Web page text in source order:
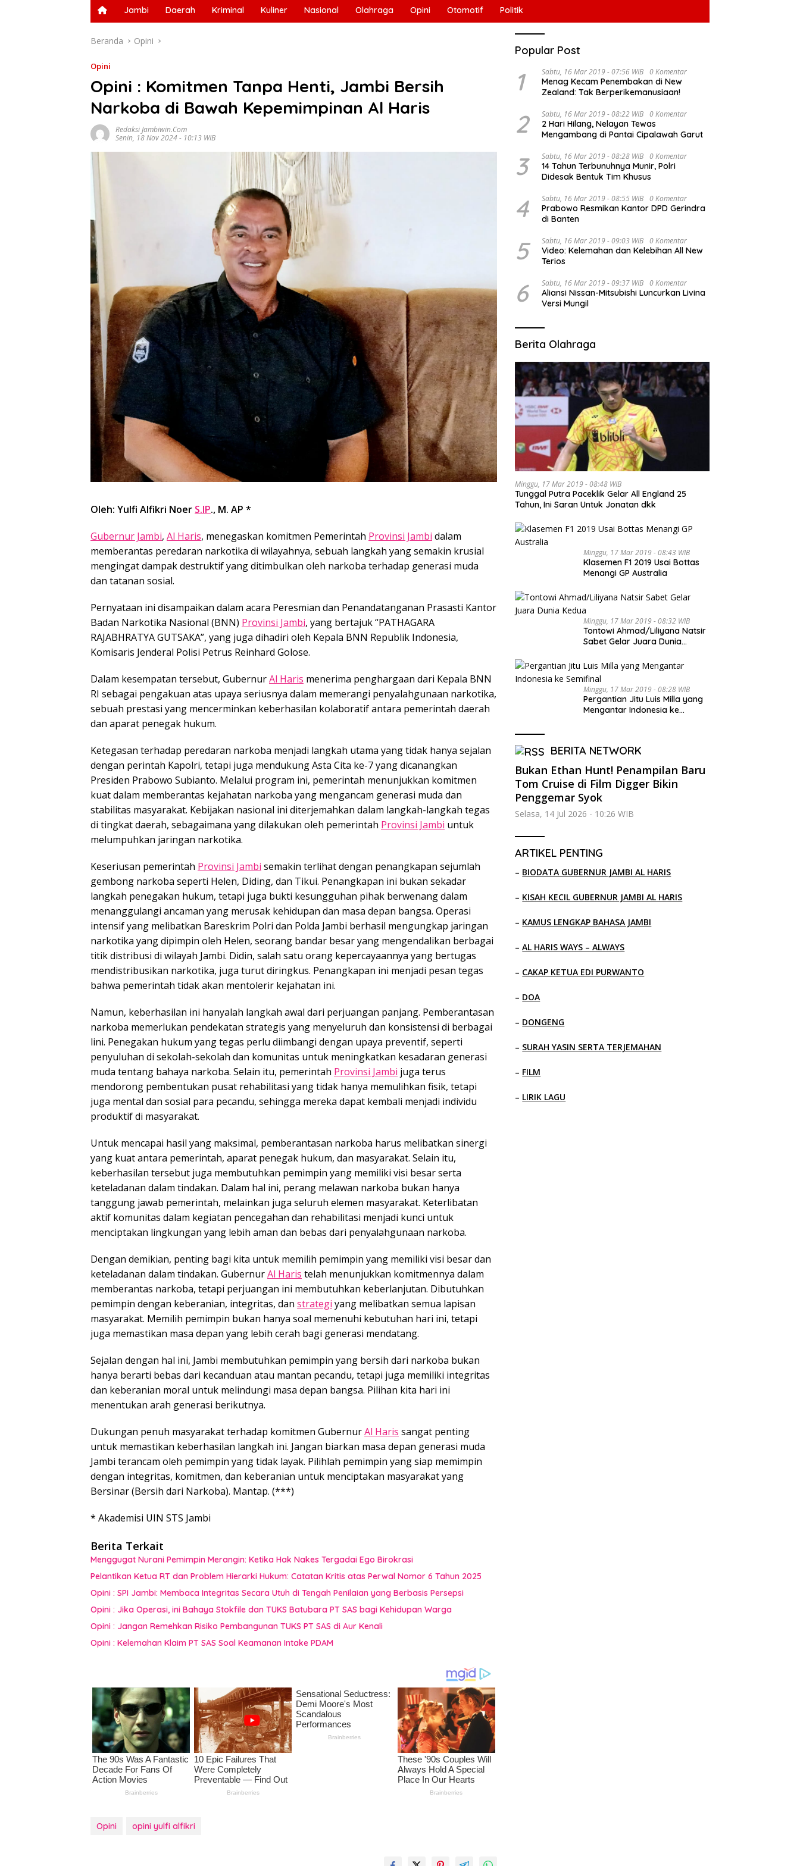
Jambi Daerah Kriminal Kuliner Nasional Olahraga Opini Otomotif Politik
Beranda Opini
Opini
Opini : Komitmen Tanpa Henti, Jambi Bersih
Narkoba di Bawah Kepemimpinan Al Haris
Redaksi Jambiwin.com
Senin, 18 Nov 2024 - 10:13 WIB
Oleh: Yulfi Alfikri Noer S.IP., M. AP *
Gubernur Jambi, Al Haris, menegaskan komitmen Pemerintah Provinsi Jambi dalam
memberantas peredaran narkotika di wilayahnya, sebuah langkah yang semakin krusial
mengingat dampak destruktif yang ditimbulkan oleh narkoba terhadap generasi muda
dan tatanan sosial.
Pernyataan ini disampaikan dalam acara Peresmian dan Penandatanganan Prasasti Kantor
Badan Narkotika Nasional (BNN) Provinsi Jambi, yang bertajuk “PATHAGARA
RAJABHRATYA GUTSAKA”, yang juga dihadiri oleh Kepala BNN Republik Indonesia,
Komisaris Jenderal Polisi Petrus Reinhard Golose.
Dalam kesempatan tersebut, GubernurAl Haris menerima penghargaan dari Kepala BNN
RI sebagai pengakuan atas upaya seriusnya dalam memerangi penyalahgunaan narkotika,
sebuah prestasi yang mencerminkan keberhasilan kolaboratif antara pemerintah daerah
dan aparat penegak hukum.
Ketegasan terhadap peredaran narkoba menjadi langkah utama yang tidak hanya sejalan
dengan perintah Kapolri, tetapi juga mendukung Asta Cita ke-7 yang dicanangkan
Presiden Prabowo Subianto. Melalui program ini, pemerintah menunjukkan komitmen
kuat dalam memberantas kejahatan narkoba yang mengancam generasi muda dan
stabilitas masyarakat. Kebijakan nasional ini diterjemahkan dalam langkah-langkah tegas
di tingkat daerah, sebagaimana yang dilakukan oleh pemerintah Provinsi Jambi untuk
melumpuhkan jaringan narkotika.
Keseriusan pemerintah Provinsi Jambi semakin terlihat dengan penangkapan sejumlah
gembong narkoba seperti Helen, Diding, dan Tikui. Penangkapan ini bukan sekadar
langkah penegakan hukum, tetapi juga bukti kesungguhan pihak berwenang dalam
menanggulangi ancaman yang merusak kehidupan dan masa depan bangsa. Operasi
intensif yang melibatkan Bareskrim Polri dan Polda Jambi berhasil mengungkap jaringan
narkotika yang dipimpin oleh Helen, seorang bandar besar yang mengendalikan berbagai
titik distribusi di wilayah Jambi. Didin, salah satu orang kepercayaannya yang bertugas
mendistribusikan narkotika, juga turut diringkus. Penangkapan ini menjadi pesan tegas
bahwa pemerintah tidak akan mentolerir kejahatan ini.
Namun, keberhasilan ini hanyalah langkah awal dari perjuangan panjang. Pemberantasan
narkoba memerlukan pendekatan strategis yang menyeluruh dan konsistensi di berbagai
lini. Penegakan hukum yang tegas perlu diimbangi dengan upaya preventif, seperti
penyuluhan di sekolah-sekolah dan komunitas untuk meningkatkan kesadaran generasi
muda tentang bahaya narkoba. Selain itu, pemerintah Provinsi Jambi juga terus
mendorong pembentukan pusat rehabilitasi yang tidak hanya memulihkan fisik, tetapi
juga mental dan sosial para pecandu, sehingga mereka dapat kembali menjadi individu
produktif di masyarakat.
Untuk mencapai hasil yang maksimal, pemberantasan narkoba harus melibatkan sinergi
yang kuat antara pemerintah, aparat penegak hukum, dan masyarakat. Selain itu,
keberhasilan tersebut juga membutuhkan pemimpin yang memiliki visi besar serta
keteladanan dalam tindakan. Dalam hal ini, perang melawan narkoba bukan hanya
tanggung jawab pemerintah, melainkan juga seluruh elemen masyarakat. Keterlibatan
aktif komunitas dalam kegiatan pencegahan dan rehabilitasi menjadi kunci untuk
menciptakan lingkungan yang lebih aman dan bebas dari penyalahgunaan narkoba.
Dengan demikian, penting bagi kita untuk memilih pemimpin yang memiliki visi besar dan
keteladanan dalam tindakan. GubernurAl Haris telah menunjukkan komitmennya dalam
memberantas narkoba, tetapi perjuangan ini membutuhkan keberlanjutan. Dibutuhkan
pemimpin dengan keberanian, integritas, dan strategi yang melibatkan semua lapisan
masyarakat. Memilih pemimpin bukan hanya soal memenuhi kebutuhan hari ini, tetapi
juga memastikan masa depan yang lebih cerah bagi generasi mendatang.
Sejalan dengan hal ini, Jambi membutuhkan pemimpin yang bersih dari narkoba bukan
hanya berarti bebas dari kecanduan atau mantan pecandu, tetapi juga memiliki integritas
dan keberanian moral untuk melindungi masa depan bangsa. Pilihan kita hari ini
menentukan arah generasi berikutnya.
Dukungan penuh masyarakat terhadap komitmen GubernurAl Haris sangat penting
untuk memastikan keberhasilan langkah ini. Jangan biarkan masa depan generasi muda
Jambi terancam oleh pemimpin yang tidak layak. Pilihlah pemimpin yang siap memimpin
dengan integritas, komitmen, dan keberanian untuk menciptakan masyarakat yang
Bersinar (Bersih dari Narkoba). Mantap. (***)
* Akademisi UIN STS Jambi
Berita Terkait
Menggugat Nurani Pemimpin Merangin: Ketika Hak Nakes Tergadai Ego Birokrasi
Pelantikan Ketua RT dan Problem Hierarki Hukum: Catatan Kritis atas Perwal Nomor 6 Tahun 2025
Opini : SPI Jambi: Membaca Integritas Secara Utuh di Tengah Penilaian yang Berbasis Persepsi
Opini : Jika Operasi, ini Bahaya Stokfile dan TUKS Batubara PT SAS bagi Kehidupan Warga
Opini : Jangan Remehkan Risiko Pembangunan TUKS PT SAS di Aur Kenali
Opini : Kelemahan Klaim PT SAS Soal Keamanan Intake PDAM
Opini opini yulfi alfikri
Popular Post
1 Sabtu, 16 Mar 2019 - 07:56 WIB 0 Komentar
Menag Kecam Penembakan di New
Zealand: Tak Berperikemanusiaan!
2 Sabtu, 16 Mar 2019 - 08:22 WIB 0 Komentar
2 Hari Hilang, Nelayan Tewas
Mengambang di Pantai Cipalawah Garut
3 Sabtu, 16 Mar 2019 - 08:28 WIB 0 Komentar
14 Tahun Terbunuhnya Munir, Polri
Didesak Bentuk Tim Khusus
4 Sabtu, 16 Mar 2019 - 08:55 WIB 0 Komentar
Prabowo Resmikan Kantor DPD Gerindra
di Banten
5 Sabtu, 16 Mar 2019 - 09:03 WIB 0 Komentar
Video: Kelemahan dan Kelebihan All New
Terios
6 Sabtu, 16 Mar 2019 - 09:37 WIB 0 Komentar
Aliansi Nissan-Mitsubishi Luncurkan Livina
Versi Mungil
Berita Olahraga
Minggu, 17 Mar 2019 - 08:48 WIB
Tunggal Putra Paceklik Gelar All England 25
Tahun, Ini Saran Untuk Jonatan dkk
Minggu, 17 Mar 2019 - 08:43 WIB
Klasemen F1 2019 Usai Bottas
Menangi GP Australia
Minggu, 17 Mar 2019 - 08:32 WIB
Tontowi Ahmad/Liliyana Natsir
Sabet Gelar Juara Dunia
Minggu, 17 Mar 2019 - 08:28 WIB
Pergantian Jitu Luis Milla yang
Mengantar Indonesia ke
BERITA NETWORK
Bukan Ethan Hunt! Penampilan Baru
Tom Cruise di Film Digger Bikin
Penggemar Syok
Selasa, 14 Jul 2026 - 10:26 WIB
ARTIKEL PENTING
– BIODATA GUBERNUR JAMBI AL HARIS
– KISAH KECIL GUBERNUR JAMBI AL HARIS
– KAMUS LENGKAP BAHASA JAMBI
–AL HARIS WAYS – ALWAYS
– CAKAP KETUA EDI PURWANTO
– DOA
– DONGENG
– SURAH YASIN SERTA TERJEMAHAN
– FILM
– LIRIK LAGU